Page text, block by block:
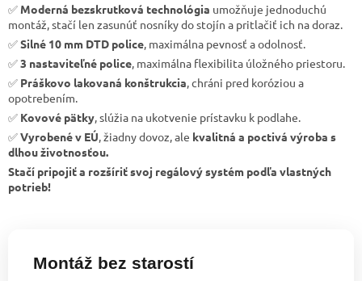
✅ Moderná bezskrutková technológia umožňuje jednoduchú
montáž, stačí len zasunúť nosníky do stojín a pritlačiť ich na doraz.
✅Silné 10 mm DTD police , maximálna pevnosť a odolnosť.
✅3 nastaviteľné police , maximálna flexibilita úložného priestoru.
✅ Práškovo lakovaná konštrukcia , chráni pred koróziou a
opotrebením.
✅ Kovové pätky , slúžia na ukotvenie prístavku k podlahe.
✅Vyrobené v EÚ , žiadny dovoz, ale kvalitná a poctivá výroba s
dlhou životnosťou.
Stačí pripojiť a rozšíriť svoj regálový systém podľa vlastných
potrieb!
Montáž bez starostí